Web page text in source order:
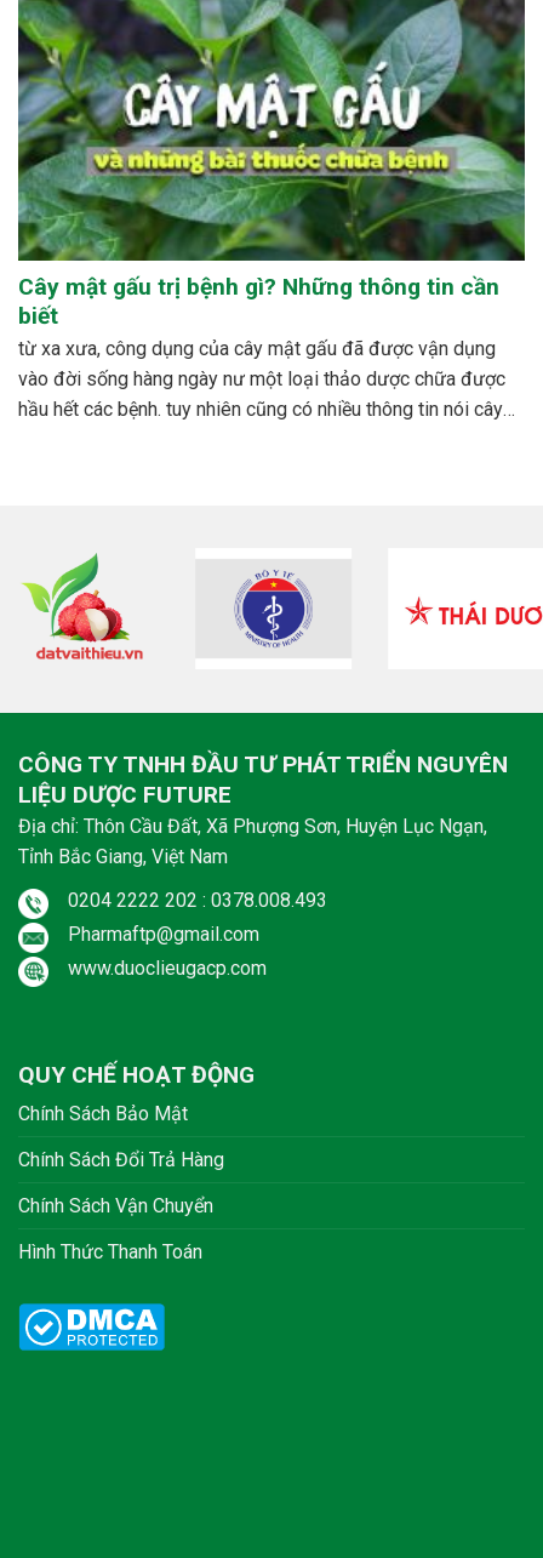
Cây mật gấu trị bệnh gì? Những thông tin cần
biết
từ xa xưa, công dụng của cây mật gấu đã được vận dụng
vào đời sống hàng ngày nư một loại thảo dược chữa được
hầu hết các bệnh. tuy nhiên cũng có nhiều thông tin nói cây
CÔNG TY TNHH ĐẦU TƯ PHÁT TRIỂN NGUYÊN
LIỆU DƯỢC FUTURE
Địa chỉ: Thôn Cầu Đất, Xã Phượng Sơn, Huyện Lục Ngạn,
Tỉnh Bắc Giang, Việt Nam
0204 2222 202 : 0378.008.493
Pharmaftp@gmail.com
www.duoclieugacp.com
QUY CHẾ HOẠT ĐỘNG
Chính Sách Bảo Mật
Chính Sách Đổi Trả Hàng
Chính Sách Vận Chuyển
Hình Thức Thanh Toán